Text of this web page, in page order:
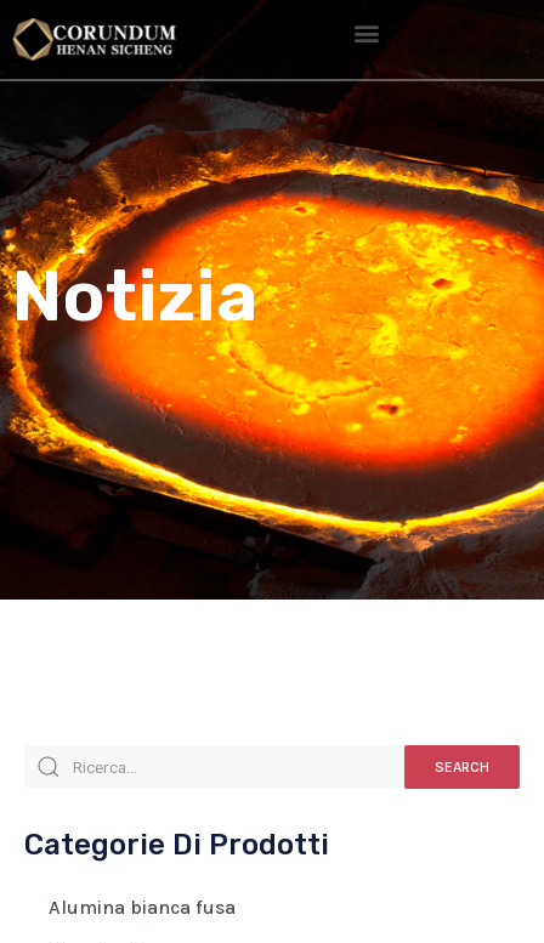
Notizia
SEARCH
Categorie Di Prodotti
Alumina bianca fusa